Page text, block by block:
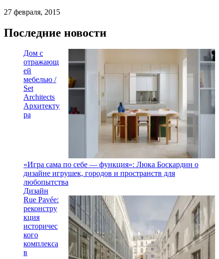
27 февраля, 2015
Последние новости
Дом с
отражающ
ей
мебелью /
Set
Architects
Архитекту
ра
«Игра сама по себе — функция»: Люка Боскардин о
дизайне игрушек, городов и пространств для
любопытства
Дизайн
Rue Pavée:
реконстру
кция
историчес
кого
комплекса
в